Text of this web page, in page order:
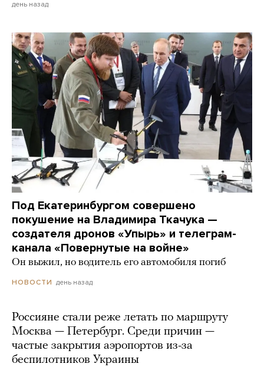
день назад
Под Екатеринбургом совершено
покушение на Владимира Ткачука —
создателя дронов «Упырь» и телеграм-
канала «Повернутые на войне»
Он выжил, но водитель его автомобиля погиб
НОВОСТИ день назад
Россияне стали реже летать по маршруту
Москва — Петербург. Среди причин —
частые закрытия аэропортов из-за
беспилотников Украины